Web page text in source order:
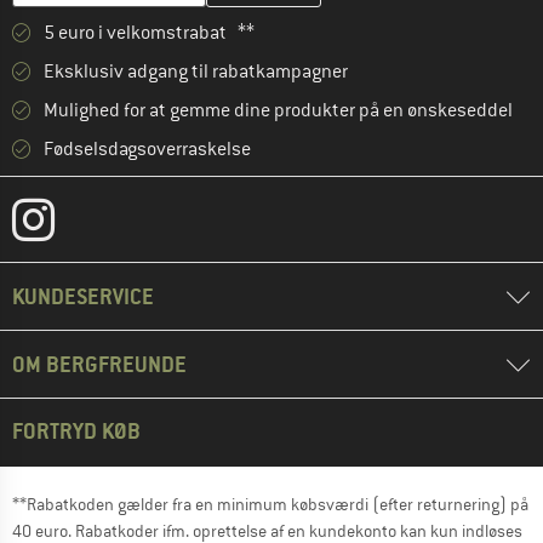
5 euro i velkomstrabat **
Eksklusiv adgang til rabatkampagner
Mulighed for at gemme dine produkter på en ønskeseddel
Fødselsdagsoverraskelse
KUNDESERVICE
OM BERGFREUNDE
FORTRYD KØB
**Rabatkoden gælder fra en minimum købsværdi (efter returnering) på
40 euro. Rabatkoder ifm. oprettelse af en kundekonto kan kun indløses